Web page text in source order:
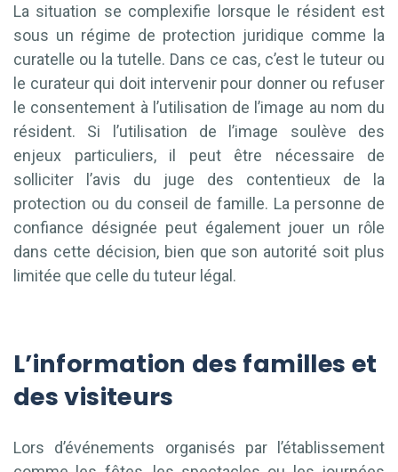
La situation se complexifie lorsque le résident est
sous un régime de protection juridique comme la
curatelle ou la tutelle. Dans ce cas, c’est le tuteur ou
le curateur qui doit intervenir pour donner ou refuser
le consentement à l’utilisation de l’image au nom du
résident. Si l’utilisation de l’image soulève des
enjeux particuliers, il peut être nécessaire de
solliciter l’avis du juge des contentieux de la
protection ou du conseil de famille. La personne de
confiance désignée peut également jouer un rôle
dans cette décision, bien que son autorité soit plus
limitée que celle du tuteur légal.
L’information des familles et
des visiteurs
Lors d’événements organisés par l’établissement